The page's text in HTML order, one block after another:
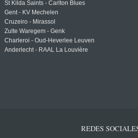
St Kilda Saints - Carlton Blues
Gent - KV Mechelen
Cruzeiro - Mirassol
Zulte Waregem - Genk
Charleroi - Oud-Heverlee Leuven
Anderlecht - RAAL La Louvière
REDES